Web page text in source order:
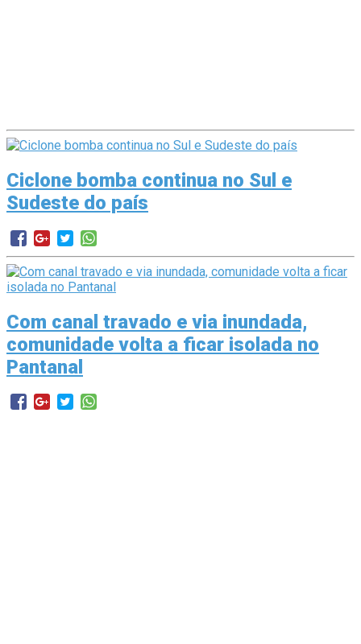
Ciclone bomba continua no Sul e
Sudeste do país
Com canal travado e via inundada,
comunidade volta a ficar isolada no
Pantanal